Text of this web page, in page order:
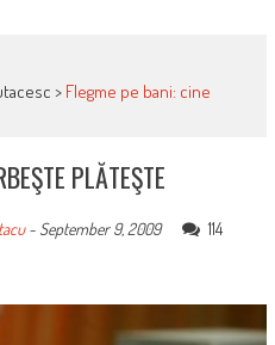
> Flegme pe bani: cine
PLĂTEŞTE
- September 9, 2009
114